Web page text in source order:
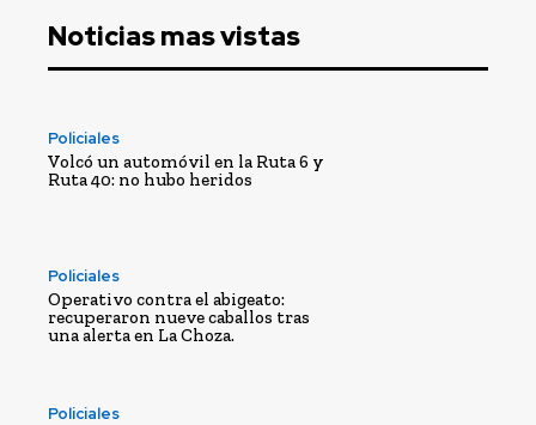
Noticias mas vistas
Policiales
Volcó un automóvil en la Ruta 6 y
Ruta 40: no hubo heridos
Policiales
Operativo contra el abigeato:
recuperaron nueve caballos tras
una alerta en La Choza.
Policiales